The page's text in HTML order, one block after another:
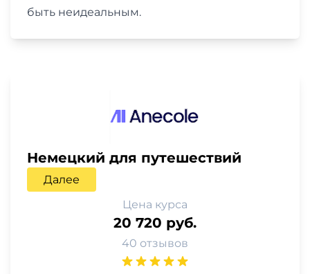
быть неидеальным.
Немецкий для путешествий
Далее
Цена курса
20 720 руб.
40 отзывов